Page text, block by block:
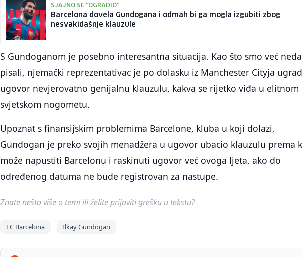
SJAJNO SE "OGRADIO"
Barcelona dovela Gundogana i odmah bi ga mogla izgubiti zbog
nesvakidašnje klauzule
S Gundoganom je posebno interesantna situacija. Kao što smo već
pisali, njemački reprezentativac je po dolasku iz Manchester Cityja
ugovor nevjerovatno genijalnu klauzulu, kakva se rijetko viđa u elitnom
svjetskom nogometu.
Upoznat s finansijskim problemima Barcelone, kluba u koji dolazi,
Gundogan je preko svojih menadžera u ugovor ubacio klauzulu prema
može napustiti Barcelonu i raskinuti ugovor već ovoga ljeta, ako do
određenog datuma ne bude registrovan za nastupe.
Znate nešto više o temi ili želite prijaviti grešku u tekstu?
FC Barcelona Ilkay Gundogan